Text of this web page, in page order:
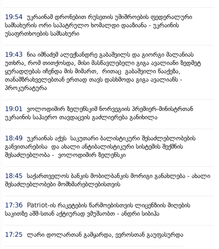
19:54 უკრაინამ დრონებით რუსეთის უშიშროების ფედერალური
სამსახურის ორი საპატრულო ხომალდი დააზიანა - უკრაინის
უსაფრთხოების სამსახური
19:43 ნია იმნაძემ ალექსანდრე გაბაშვილს და გიორგი მალანიას
უთხრა, რომ თითქოსდა, მისი მასწავლებელი გიგა ავალიანი ზედმეტ
ყურადღებას იჩენდა მის მიმართ, რითაც გაბაშვილი წააქეზა,
თანამზრახველებთან ერთად თავს დასხმოდა გიგა ავალიანს -
პროკურატურა
19:01
ვოლოდიმირ ზელენსკიმ ნორვეგიის პრემიერ-მინისტრთან
უკრაინის საჰაერო თავდაცვის გაძლიერება განიხილა
18:49 უკრაინას აქვს საკუთარი ბალისტიკური შესაძლებლობების
განვითარებისა და ახალი ანტიბალისტიკური სისტემის შექმნის
შესაძლებლობა - ვოლოდიმირ ზელენსკი
18:45 საქართველოს ბანკის მობილბანკის მორიგი განახლება - ახალი
შესაძლებლობები მომხმარებლებისთვის
17:36
Patriot-ის რაკეტების წარმოებისთვის ლიცენზიის მიღების
საკითზე აშშ-სთან აქტიურად ვმუშაობთ - ანდრი სიბიჰა
17:25 ლარი დოლართან გამყარდა, ევროსთან გაუფასურდა